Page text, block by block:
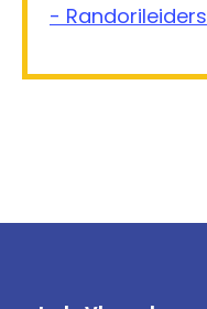
- Randorileiders